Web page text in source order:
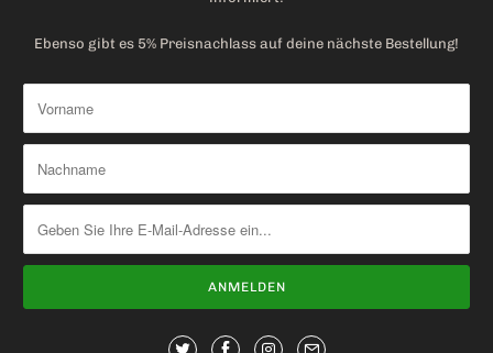
Ebenso gibt es 5% Preisnachlass auf deine nächste Bestellung!